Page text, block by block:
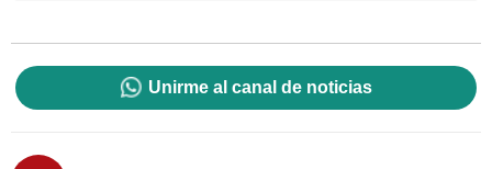
Unirme al canal de noticias